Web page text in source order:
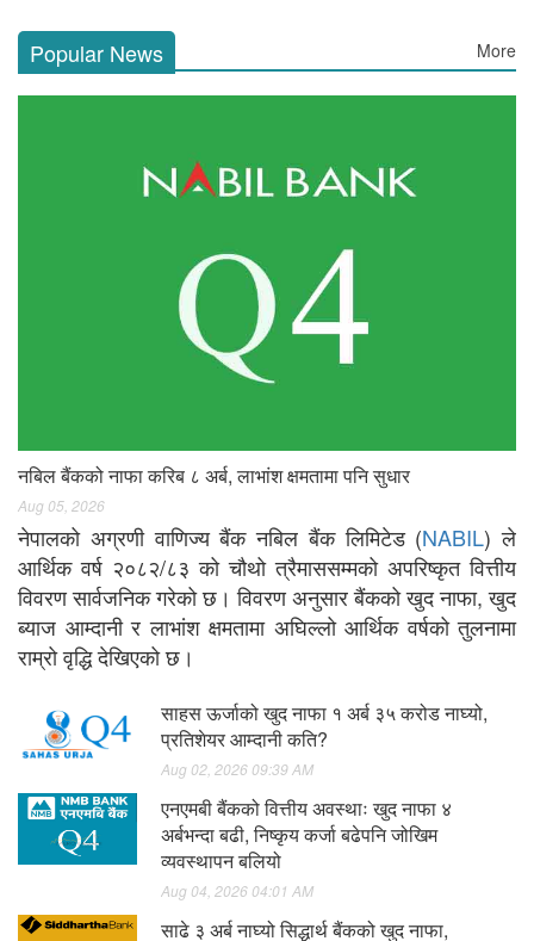
Popular News More
नबिल बैंकको नाफा करिब ८ अर्ब, लाभांश क्षमतामा पनि सुधार
Aug 05, 2026
नेपालको अग्रणी वाणिज्य बैंक नबिल बैंक लिमिटेड (NABIL) ले
आर्थिक वर्ष २०८२/८३ को चौथो त्रैमाससम्मको अपरिष्कृत वित्तीय
विवरण सार्वजनिक गरेको छ। विवरण अनुसार बैंकको खुद नाफा, खुद
ब्याज आम्दानी र लाभांश क्षमतामा अघिल्लो आर्थिक वर्षको तुलनामा
राम्रो वृद्धि देखिएको छ।
साहस ऊर्जाको खुद नाफा १ अर्ब ३५ करोड नाघ्यो,
प्रतिशेयर आम्दानी कति?
Aug 02, 2026 09:39 AM
एनएमबी बैंकको वित्तीय अवस्थाः खुद नाफा ४
अर्बभन्दा बढी, निष्कृय कर्जा बढेपनि जोखिम
व्यवस्थापन बलियो
Aug 04, 2026 04:01 AM
साढे ३ अर्ब नाघ्यो सिद्धार्थ बैंकको खुद नाफा,